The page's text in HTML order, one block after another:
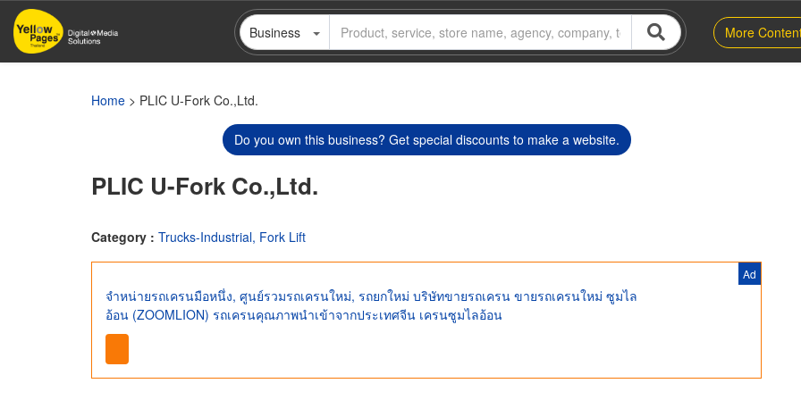
Skip
main
Business More
Home > PLIC U-Fork Co.,Ltd.
Do you own this business? Get special discounts to make a website.
PLIC U-Fork Co.,Ltd.
Category : Trucks-Industrial, Fork Lift
Ad
จำหน่ายรถเครนมือหนึ่ง, ศูนย์รวมรถเครนใหม่, รถยกใหม่ บริษัทขายรถเครน ขายรถเครนใหม่ ซูมไล
อ้อน (ZOOMLION) รถเครนคุณภาพนำเข้าจากประเทศจีน เครนซูมไลอ้อน